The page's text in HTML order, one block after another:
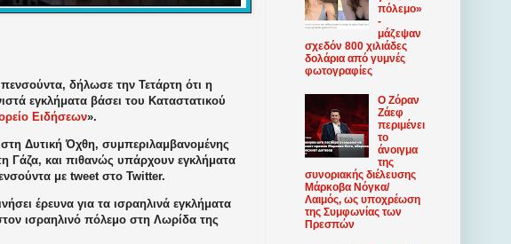
δήλωσε την Τετάρτη ότι η
εγκλήματα βάσει του Καταστατικού
Ειδήσεων».
Δυτική Όχθη, συμπεριλαμβανομένης
Γάζα, και πιθανώς υπάρχουν εγκλήματα
με tweet στο Twitter.
έρευνα για τα ισραηλινά εγκλήματα
ισραηλινό πόλεμο στη Λωρίδα της
πόλεμο»
-
μάζεψαν
σχεδόν 800 χιλιάδες
δολάρια από γυμνές
φωτογραφίες
Ο Ζόραν
Ζάεφ
περιμένει
το
άνοιγμα
της
συνοριακής διέλευσης
Μάρκοβα Νόγκα/
Λαιμός, ως υποχρέωση
της Συμφωνίας των
Πρεσπών